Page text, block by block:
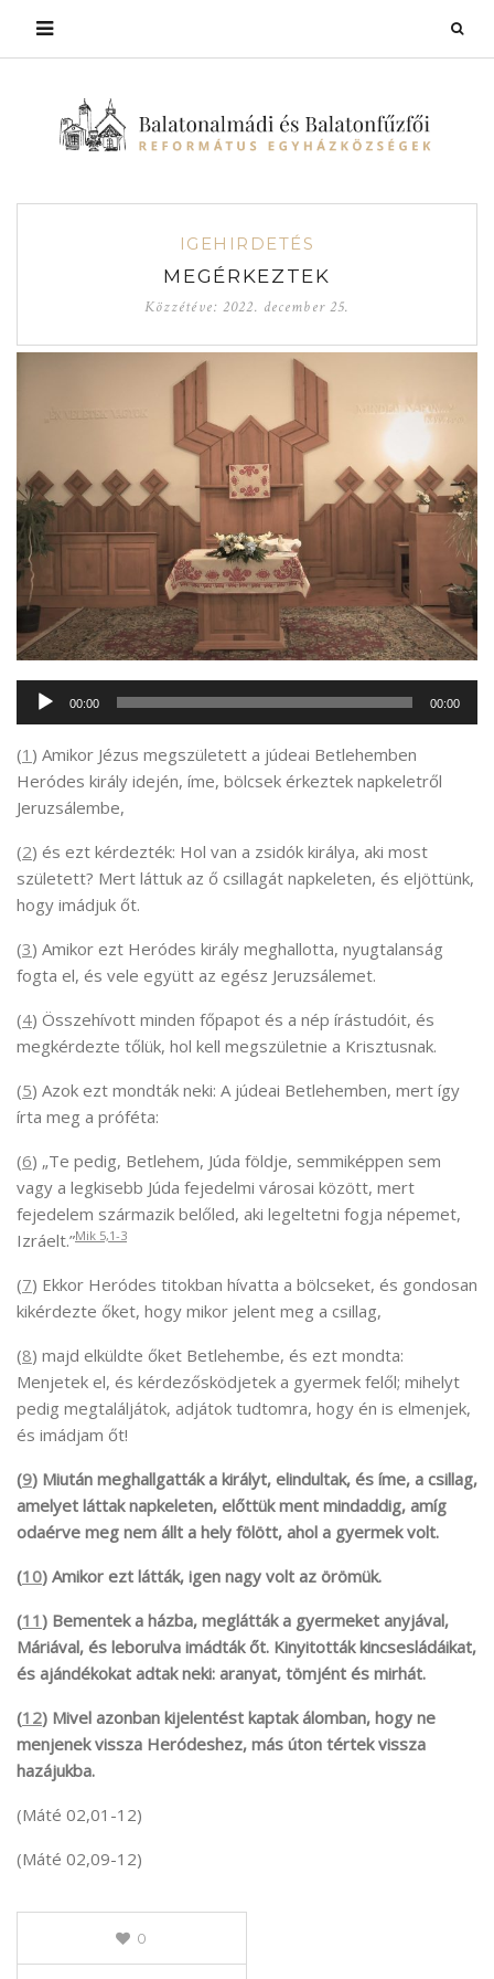
IGEHIRDETÉS
MEGÉRKEZTEK
Közzétéve:2022. december 25.
Audió
00:00 00:00
(1 ) Amikor Jézus megszületett a júdeai Betlehemben
Heródes király idején, íme, bölcsek érkeztek napkeletről
Jeruzsálembe,
(2) és ezt kérdezték: Hol van a zsidók királya, aki most
született? Mert láttuk az ő csillagát napkeleten, és eljöttünk,
hogy imádjuk őt.
(3) Amikor ezt Heródes király meghallotta, nyugtalanság
fogta el, és vele együtt az egész Jeruzsálemet.
(4) Összehívott minden főpapot és a nép írástudóit, és
megkérdezte tőlük, hol kell megszületnie a Krisztusnak.
(5) Azok ezt mondták neki: A júdeai Betlehemben, mert így
írta meg a próféta:
(6) „Te pedig, Betlehem, Júda földje, semmiképpen sem
vagy a legkisebb Júda fejedelmi városai között, mert
fejedelem származik belőled, aki legeltetni fogja népemet,
Izráelt.”Mik 5,1-3
(7) Ekkor Heródes titokban hívatta a bölcseket, és gondosan
kikérdezte őket, hogy mikor jelent meg a csillag,
(8) majd elküldte őket Betlehembe, és ezt mondta:
Menjetek el, és kérdezősködjetek a gyermek felől; mihelyt
pedig megtaláljátok, adjátok tudtomra, hogy én is elmenjek,
és imádjam őt!
(9) Miután meghallgatták a királyt, elindultak, és íme, a csillag,
amelyet láttak napkeleten, előttük ment mindaddig, amíg
odaérve meg nem állt a hely fölött, ahol a gyermek volt.
(10) Amikor ezt látták, igen nagy volt az örömük.
(11) Bementek a házba, meglátták a gyermeket anyjával,
Máriával, és leborulva imádták őt. Kinyitották kincsesládáikat,
és ajándékokat adtak neki: aranyat, tömjént és mirhát.
(12) Mivel azonban kijelentést kaptak álomban, hogy ne
menjenek vissza Heródeshez, más úton tértek vissza
hazájukba.
(Máté 02,01-12)
(Máté 02,09-12)
0